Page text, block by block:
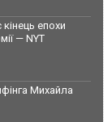
епохи
— NYT
Михайла